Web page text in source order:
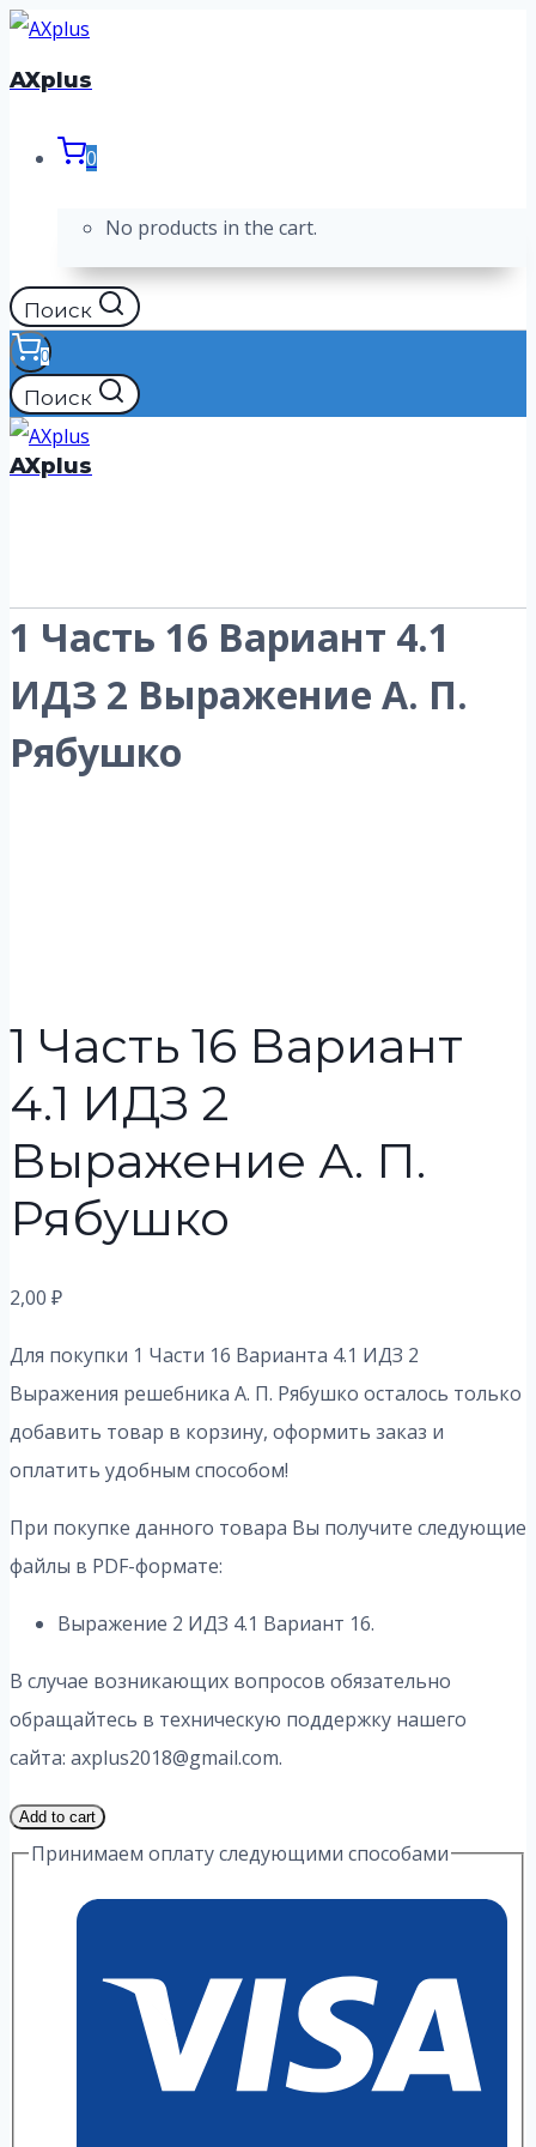
Перейти
к
AXplus
0
No products in the cart.
Поиск
0
Поиск
AXplus
1 Часть 16 Вариант 4.1
ИДЗ 2 Выражение А. П.
Рябушко
1 Часть 16 Вариант
4.1 ИДЗ 2
Выражение А. П.
Рябушко
2,00 ₽
Для покупки 1 Части 16 Варианта 4.1 ИДЗ 2
Выражения решебника А. П. Рябушко осталось только
добавить товар в корзину, оформить заказ и
оплатить удобным способом!
При покупке данного товара Вы получите следующие
файлы в PDF-формате:
Выражение 2 ИДЗ 4.1 Вариант 16.
В случае возникающих вопросов обязательно
обращайтесь в техническую поддержку нашего
сайта: axplus2018@gmail.com.
1
Часть
Add to cart
Принимаем оплату следующими способами